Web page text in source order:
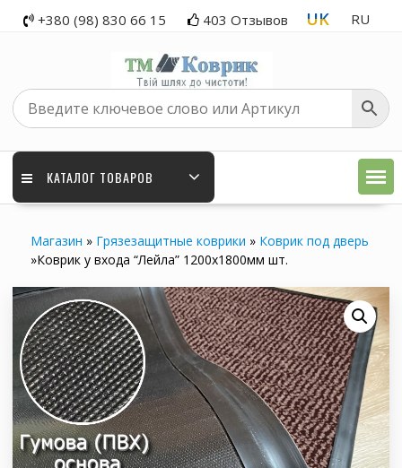
+380 (98) 830 66 15 403 Отзывов UK RU
КАТАЛОГ ТОВАРОВ
Магазин » Грязезащитные коврики » Коврик под дверь
»Коврик у входа “Лейла” 1200х1800мм шт.